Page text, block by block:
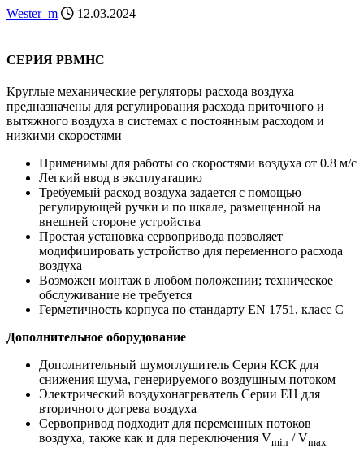
Wester_m 12.03.2024
СЕРИЯ PBMHC
Круглые механические регуляторы расхода воздуха
предназначены для регулирования расхода приточного и
вытяжного воздуха в системах с постоянным расходом и
низкими скоростями
Применимы для работы со скоростями воздуха от 0.8 м/с
Легкий ввод в эксплуатацию
Требуемый расход воздуха задается с помощью
регулирующей ручки и по шкале, размещенной на
внешней стороне устройства
Простая установка сервопривода позволяет
модифицировать устройство для переменного расхода
воздуха
Возможен монтаж в любом положении; техническое
обслуживание не требуется
Герметичность корпуса по стандарту EN 1751, класс C
Дополнительное оборудование
Дополнительный шумоглушитель Серия КСК для
снижения шума, генерируемого воздушным потоком
Электрический воздухонагреватель Серии EH для
вторичного догрева воздуха
Сервопривод подходит для переменных потоков
воздуха, также как и для переключения Vmin / Vmax